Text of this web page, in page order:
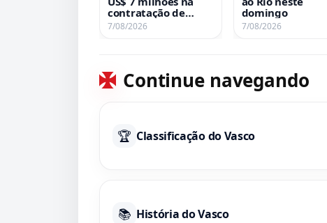
contratação de
Santiago Sosa
7/08/2026
domingo
7/08/2026
Continue navegando
🏆 Classificação do Vasco
📚 História do Vasco